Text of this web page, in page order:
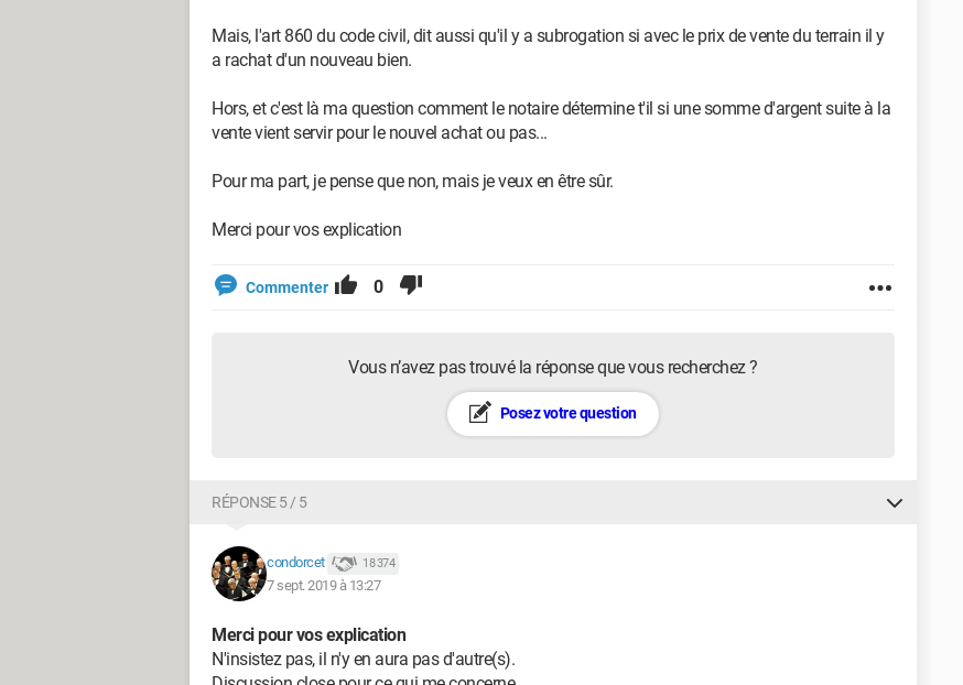
Mais, l'art 860 du code civil, dit aussi qu'il y a subrogation si avec le prix de vente du terrain il y
a rachat d'un nouveau bien.
Hors, et c'est là ma question comment le notaire détermine t'il si une somme d'argent suite à la
vente vient servir pour le nouvel achat ou pas...
Pour ma part, je pense que non, mais je veux en être sûr.
Merci pour vos explication
Commenter 0
Vous n’avez pas trouvé la réponse que vous recherchez ?
Posez votre question
RÉPONSE 5 / 5
condorcet 18 374
7 sept. 2019 à 13:27
Merci pour vos explication
N'insistez pas, il n'y en aura pas d'autre(s).